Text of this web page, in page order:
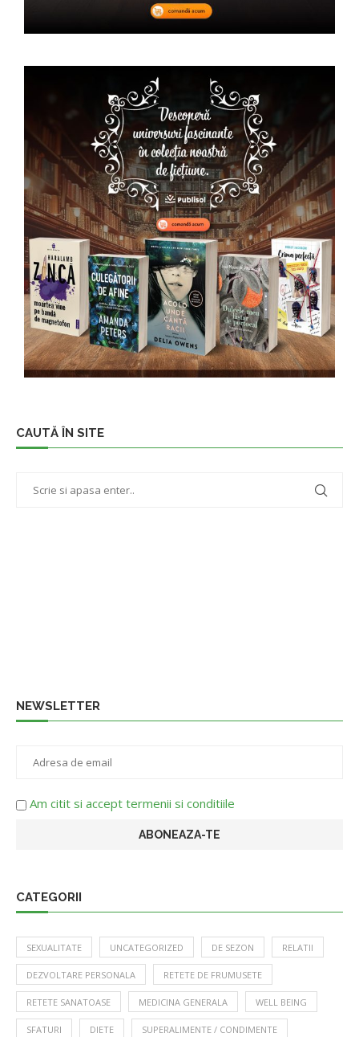
CAUTĂ ÎN SITE
NEWSLETTER
Am citit si accept termenii si conditiile
CATEGORII
SEXUALITATE UNCATEGORIZED DE SEZON RELATII
DEZVOLTARE PERSONALA RETETE DE FRUMUSETE
RETETE SANATOASE MEDICINA GENERALA WELL BEING
SFATURI DIETE SUPERALIMENTE / CONDIMENTE